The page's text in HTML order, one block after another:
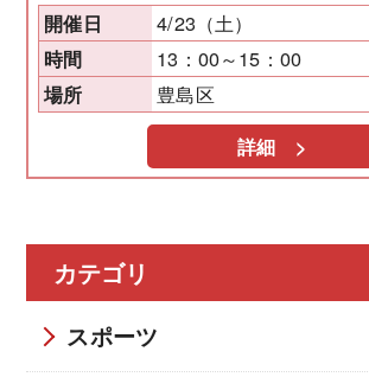
開催日 4/23（土）
時間 13：00～15：00
場所 豊島区
詳細 >
カテゴリ
スポーツ